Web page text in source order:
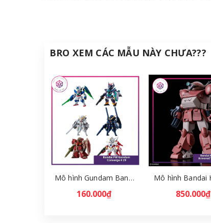
BRO XEM CÁC MẪU NÀY CHƯA???
Mô hình Gundam Bandai FW Gundam Converge # 29 Full Set [GDB] [FCH]
160.000₫ 850.000₫